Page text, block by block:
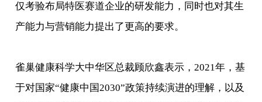
仅考验布局特医赛道企业的研发能力，同时也对其生
产能力与营销能力提出了更高的要求。
雀巢健康科学大中华区总裁顾欣鑫表示，2021年，基
于对国家“健康中国2030”政策持续演进的理解，以及